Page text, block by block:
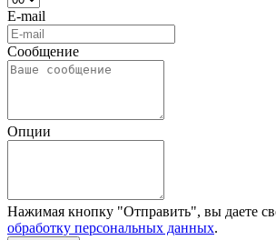
E-mail
Сообщение
Опции
Нажимая кнопку "Отправить", вы даете
обработку персональных данных.